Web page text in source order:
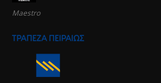
Maestro